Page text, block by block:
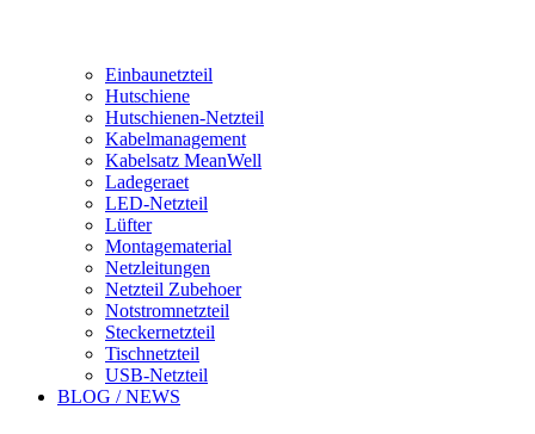
Einbaunetzteil
Hutschiene
Hutschienen-Netzteil
Kabelmanagement
Kabelsatz MeanWell
Ladegeraet
LED-Netzteil
Lüfter
Montagematerial
Netzleitungen
Netzteil Zubehoer
Notstromnetzteil
Steckernetzteil
Tischnetzteil
USB-Netzteil
BLOG / NEWS